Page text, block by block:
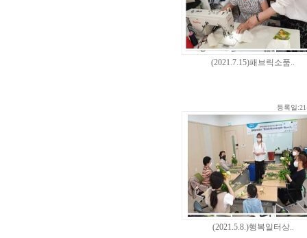
(2021.7.15)패브릭소품..
등록일
(2021.5.8.)행복일터상..